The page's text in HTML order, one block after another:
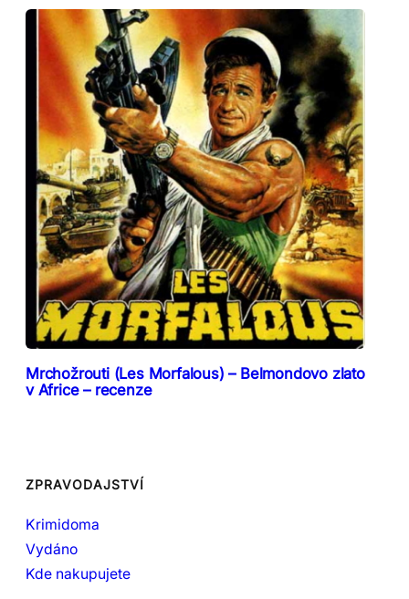
Mrchožrouti (Les Morfalous) – Belmondovo zlato
v Africe – recenze
ZPRAVODAJSTVÍ
Krimidoma
Vydáno
Kde nakupujete